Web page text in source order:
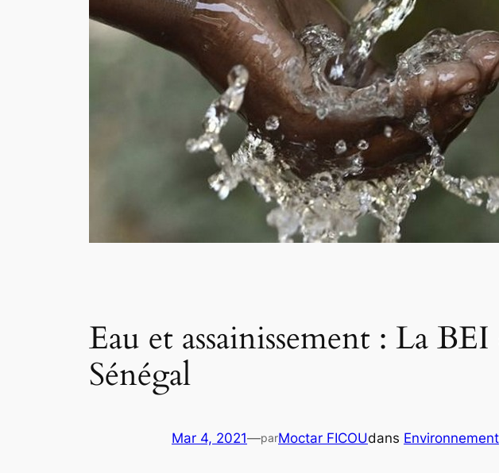
Eau et assainissement : La
Sénégal
Mar 4, 2021—parMoctar FICOUdans Environnement